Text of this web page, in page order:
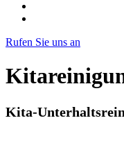
Rufen Sie uns an
Kita-